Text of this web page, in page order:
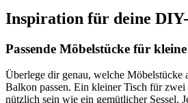
Inspiration für deine
Passende Möbelstücke für
Überlege dir genau, welche Möbelstücke
Balkon passen. Ein kleiner Tisch für zwei
nützlich sein wie ein gemütlicher Sessel.